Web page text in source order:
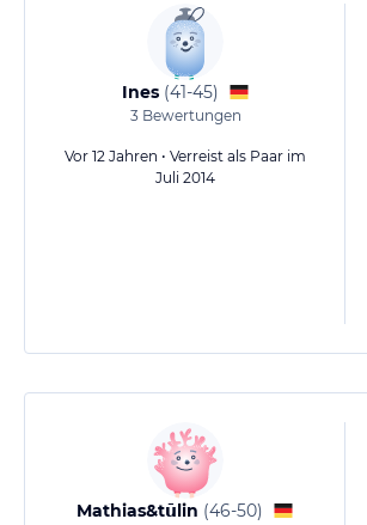
Ines (41-45)
3Bewertungen
Vor 12 Jahren • Verreist als Paar im
Juli 2014
Mathias&tūlin (46-50)